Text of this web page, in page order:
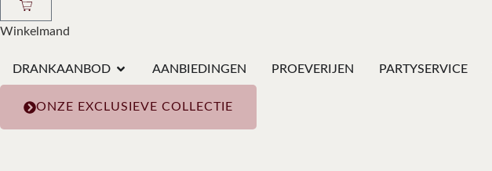
Winkelmand
DRANKAANBOD AANBIEDINGEN PROEVERIJEN PARTYSERVICE
ONZE EXCLUSIEVE COLLECTIE